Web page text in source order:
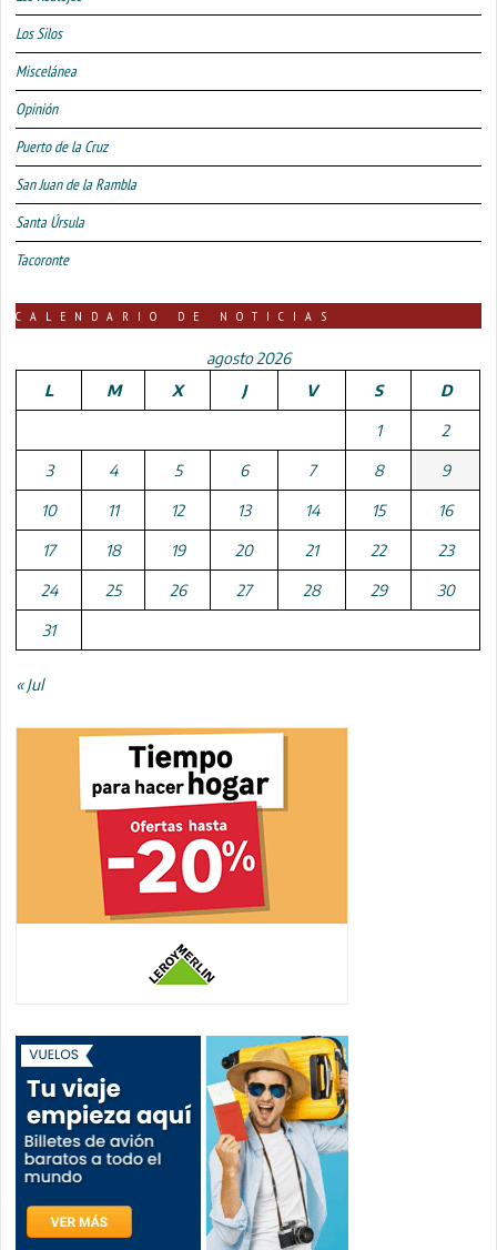
Los Silos
Miscelánea
Opinión
Puerto de la Cruz
San Juan de la Rambla
Santa Úrsula
Tacoronte
CALENDARIO DE NOTICIAS
agosto 2026
L
M X J V S D
1 2
3 4 5 6 7 8 9
10 11 12 13 14 15 16
17 18 19 20 21 22 23
24 25 26 27 28 29 30
31
« Jul